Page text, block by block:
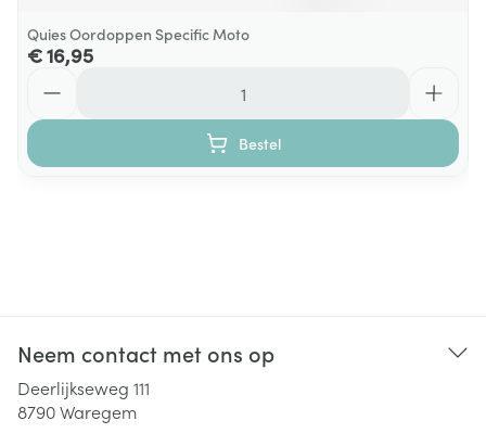
Quies Oordoppen Specific Moto
€ 16,95
Bestel
Neem contact met ons op
Deerlijkseweg 111
8790Waregem